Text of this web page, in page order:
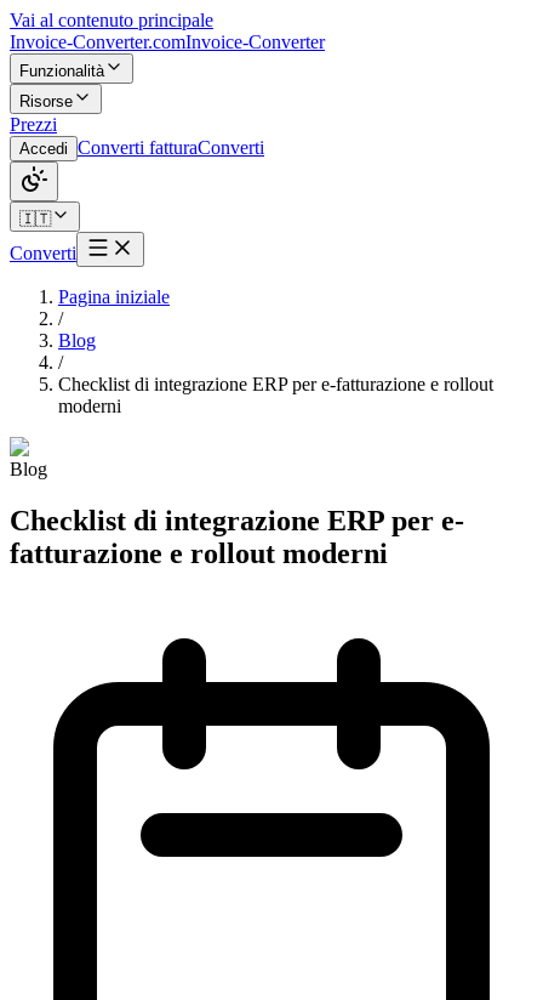
Vai al contenuto principale
Invoice-Converter.comInvoice-Converter
Funzionalità
Risorse
Prezzi
Accedi Converti fatturaConverti
🇮🇹
Converti
Pagina iniziale
/
Blog
/
Checklist di integrazione ERP per e-fatturazione e rollout
moderni
Blog
Checklist di integrazione ERP per e-
fatturazione e rollout moderni